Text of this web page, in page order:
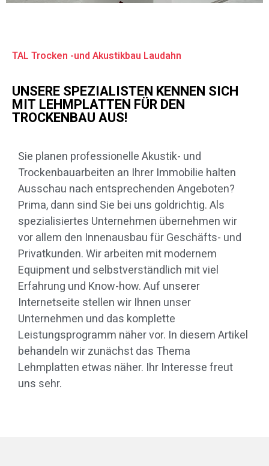
TAL Trocken -und Akustikbau Laudahn
UNSERE SPEZIALISTEN KENNEN SICH
MIT LEHMPLATTEN FÜR DEN
TROCKENBAU AUS!
Sie planen professionelle Akustik- und
Trockenbauarbeiten an Ihrer Immobilie halten
Ausschau nach entsprechenden Angeboten?
Prima, dann sind Sie bei uns goldrichtig. Als
spezialisiertes Unternehmen übernehmen wir
vor allem den Innenausbau für Geschäfts- und
Privatkunden. Wir arbeiten mit modernem
Equipment und selbstverständlich mit viel
Erfahrung und Know-how. Auf unserer
Internetseite stellen wir Ihnen unser
Unternehmen und das komplette
Leistungsprogramm näher vor. In diesem Artikel
behandeln wir zunächst das Thema
Lehmplatten etwas näher. Ihr Interesse freut
uns sehr.